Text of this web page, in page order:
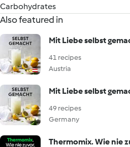
Carbohydrates
Also featured in
Mit Liebe selbst
41 recipes
Austria
Mit Liebe selbst
49 recipes
Germany
Thermomix. Wie nie